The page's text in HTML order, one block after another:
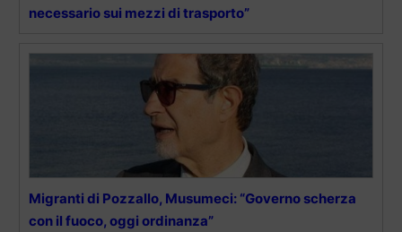
necessario sui mezzi di trasporto”
Migranti di Pozzallo, Musumeci: “Governo scherza
con il fuoco, oggi ordinanza”